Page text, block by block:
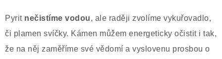
Pyrit nečistíme vodou, ale raději zvolíme vykuřovadlo,
či plamen svíčky. Kámen můžem energeticky očistit i tak,
že na něj zaměříme své vědomí a vyslovenu prosbou o